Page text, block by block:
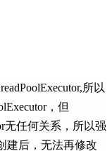
所以
，但
无任何关系，所以强
建后，无法再修改